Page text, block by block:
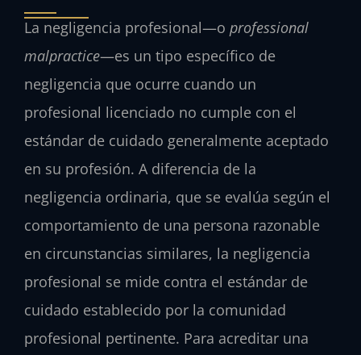
La negligencia profesional—o professional
malpractice—es un tipo específico de
negligencia que ocurre cuando un
profesional licenciado no cumple con el
estándar de cuidado generalmente aceptado
en su profesión. A diferencia de la
negligencia ordinaria, que se evalúa según el
comportamiento de una persona razonable
en circunstancias similares, la negligencia
profesional se mide contra el estándar de
cuidado establecido por la comunidad
profesional pertinente. Para acreditar una